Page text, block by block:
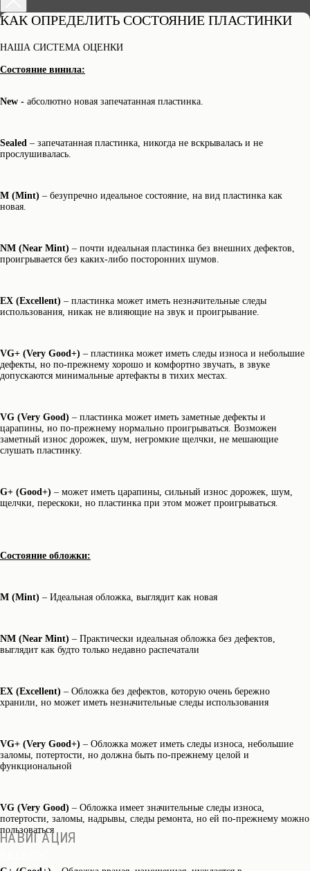
НАВИГАЦИЯ
Доставка и оплата
Состояние пластинок
+7 903 290-99-73
Telegram
НАШИ ПРОЕКТЫ
Telegram канал
Разработка сайта
© Dustybeats.ru Интернет-магазин
виниловых пластинок
ИП Чиркова Ольга Святославовна, ОГРНИП:
КАК ОПРЕДЕЛИТЬ СОСТОЯНИЕ ПЛАСТИНКИ
НАША СИСТЕМА ОЦЕНКИ
Состояние винила:
New - абсолютно новая запечатанная пластинка.
Sealed – запечатанная пластинка, никогда не вскрывалась и не
прослушивалась.
M (Mint) – безупречно идеальное состояние, на вид пластинка как
новая.
NM (Near Mint) – почти идеальная пластинка без внешних дефектов,
проигрывается без каких-либо посторонних шумов.
EX (Excellent) – пластинка может иметь незначительные следы
использования, никак не влияющие на звук и проигрывание.
VG+ (Very Good+) – пластинка может иметь следы износа и небольшие
дефекты, но по-прежнему хорошо и комфортно звучать, в звуке
допускаются минимальные артефакты в тихих местах.
VG (Very Good) – пластинка может иметь заметные дефекты и
царапины, но по-прежнему нормально проигрываться. Возможен
заметный износ дорожек, шум, негромкие щелчки, не мешающие
слушать пластинку.
G+ (Good+) – может иметь царапины, сильный износ дорожек, шум,
щелчки, перескоки, но пластинка при этом может проигрываться.
Состояние обложки:
M (Mint) – Идеальная обложка, выглядит как новая
NM (Near Mint) – Практически идеальная обложка без дефектов,
выглядит как будто только недавно распечатали
EX (Excellent) – Обложка без дефектов, которую очень бережно
хранили, но может иметь незначительные следы использования
VG+ (Very Good+) – Обложка может иметь следы износа, небольшие
заломы, потертости, но должна быть по-прежнему целой и
функциональной
VG (Very Good) – Обложка имеет значительные следы износа,
потертости, заломы, надрывы, следы ремонта, но ей по-прежнему можно
пользоваться